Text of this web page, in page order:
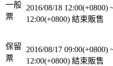
一般
票
2016/08/18 12:00(+0800)
12:00(+0800) 結束販售
保留
票
2016/08/17 09:00(+0800)
12:00(+0800) 結束販售